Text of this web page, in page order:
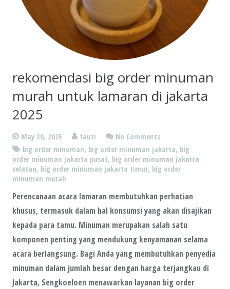
rekomendasi big order minuman
murah untuk lamaran di jakarta
2025
May 30, 2025 fauzi
No Comments
big order minuman, big order minuman jakarta, big
order minuman jakarta pusat, big order minuman jakarta
selatan, big order minuman jakarta timur, big order
minuman murah
Perencanaan acara lamaran membutuhkan perhatian
khusus, termasuk dalam hal konsumsi yang akan disajikan
kepada para tamu. Minuman merupakan salah satu
komponen penting yang mendukung kenyamanan selama
acara berlangsung. Bagi Anda yang membutuhkan penyedia
minuman dalam jumlah besar dengan harga terjangkau di
Jakarta, Sengkoeloen menawarkan layanan big order